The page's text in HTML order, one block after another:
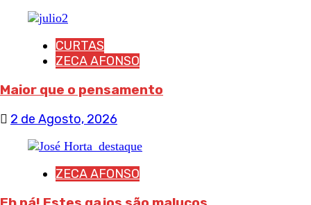
CURTAS
ZECA AFONSO
Maior que o pensamento
2 de Agosto, 2026
ZECA AFONSO